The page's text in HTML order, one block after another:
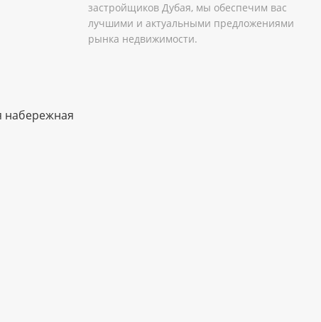
набережная
застройщиков Дубая, мы обеспечим вас
лучшими и актуальными предложениями
рынка недвижимости.